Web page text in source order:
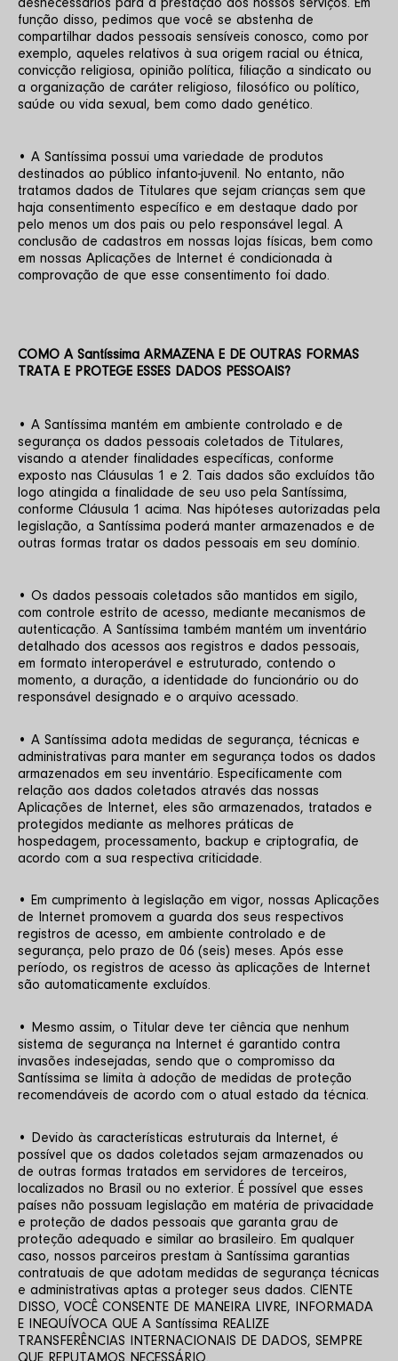
desnecessários para a prestação dos nossos serviços. Em
função disso, pedimos que você se abstenha de
compartilhar dados pessoais sensíveis conosco, como por
exemplo, aqueles relativos à sua origem racial ou étnica,
convicção religiosa, opinião política, filiação a sindicato ou
a organização de caráter religioso, filosófico ou político,
saúde ou vida sexual, bem como dado genético.
• A Santíssima possui uma variedade de produtos
destinados ao público infanto-juvenil. No entanto, não
tratamos dados de Titulares que sejam crianças sem que
haja consentimento específico e em destaque dado por
pelo menos um dos pais ou pelo responsável legal. A
conclusão de cadastros em nossas lojas físicas, bem como
em nossas Aplicações de Internet é condicionada à
comprovação de que esse consentimento foi dado.
COMO A Santíssima ARMAZENA E DE OUTRAS FORMAS
TRATA E PROTEGE ESSES DADOS PESSOAIS?
• A Santíssima mantém em ambiente controlado e de
segurança os dados pessoais coletados de Titulares,
visando a atender finalidades específicas, conforme
exposto nas Cláusulas 1 e 2. Tais dados são excluídos tão
logo atingida a finalidade de seu uso pela Santíssima,
conforme Cláusula 1 acima. Nas hipóteses autorizadas pela
legislação, a Santíssima poderá manter armazenados e de
outras formas tratar os dados pessoais em seu domínio.
• Os dados pessoais coletados são mantidos em sigilo,
com controle estrito de acesso, mediante mecanismos de
autenticação. A Santíssima também mantém um inventário
detalhado dos acessos aos registros e dados pessoais,
em formato interoperável e estruturado, contendo o
momento, a duração, a identidade do funcionário ou do
responsável designado e o arquivo acessado.
• A Santíssima adota medidas de segurança, técnicas e
administrativas para manter em segurança todos os dados
armazenados em seu inventário. Especificamente com
relação aos dados coletados através das nossas
Aplicações de Internet, eles são armazenados, tratados e
protegidos mediante as melhores práticas de
hospedagem, processamento, backup e criptografia, de
acordo com a sua respectiva criticidade.
• Em cumprimento à legislação em vigor, nossas Aplicações
de Internet promovem a guarda dos seus respectivos
registros de acesso, em ambiente controlado e de
segurança, pelo prazo de 06 (seis) meses. Após esse
período, os registros de acesso às aplicações de Internet
são automaticamente excluídos.
• Mesmo assim, o Titular deve ter ciência que nenhum
sistema de segurança na Internet é garantido contra
invasões indesejadas, sendo que o compromisso da
Santíssima se limita à adoção de medidas de proteção
recomendáveis de acordo com o atual estado da técnica.
• Devido às características estruturais da Internet, é
possível que os dados coletados sejam armazenados ou
de outras formas tratados em servidores de terceiros,
localizados no Brasil ou no exterior. É possível que esses
países não possuam legislação em matéria de privacidade
e proteção de dados pessoais que garanta grau de
proteção adequado e similar ao brasileiro. Em qualquer
caso, nossos parceiros prestam à Santíssima garantias
contratuais de que adotam medidas de segurança técnicas
e administrativas aptas a proteger seus dados. CIENTE
DISSO, VOCÊ CONSENTE DE MANEIRA LIVRE, INFORMADA
E INEQUÍVOCA QUE A Santíssima REALIZE
TRANSFERÊNCIAS INTERNACIONAIS DE DADOS, SEMPRE
QUE REPUTAMOS NECESSÁRIO.